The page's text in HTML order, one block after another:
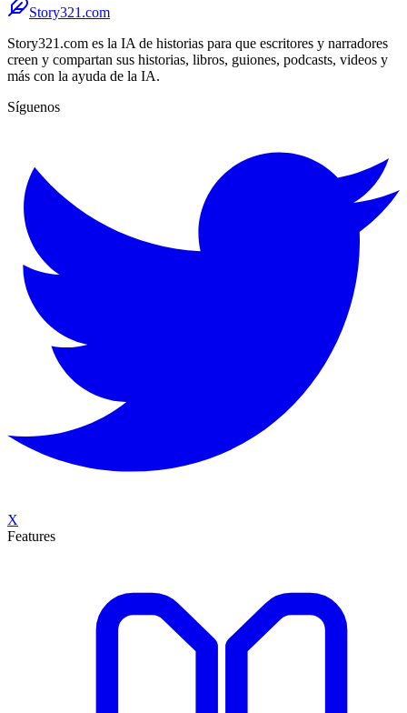
Story321.com
Story321.com es la IA de historias para que escritores y narradores
creen y compartan sus historias, libros, guiones, podcasts, videos y
más con la ayuda de la IA.
Síguenos
X
Features